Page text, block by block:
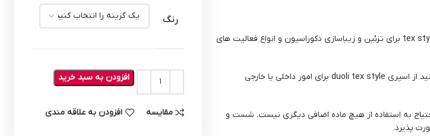
اسپری رنگ پارچه دوپلی کالر بر پایه اکریلیک در حجم 150میلی لیتر از کشور آلمان وارد می شود. از tex style spray برای تزئین و زیباسازی دکوراسیون و انواع فعالیت های
اسپری پارچه دوپلی کالر دارای پوشش بسیار خوب می باشد که در برابر نور خورشید نیز مقاوم است. می توانید از اسپری duoli tex style برای امور داخلی یا خارجی
به استفاده از هیچ ماده اضافی دیگری نیست. شست و
رنگ
افزودن به سبد خرید
مقایسه افزودن به علاقه مندی